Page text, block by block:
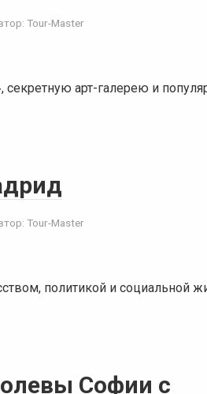
Tour-Master
арт-галерею и
Tour-Master
политикой и социальной
Софии с